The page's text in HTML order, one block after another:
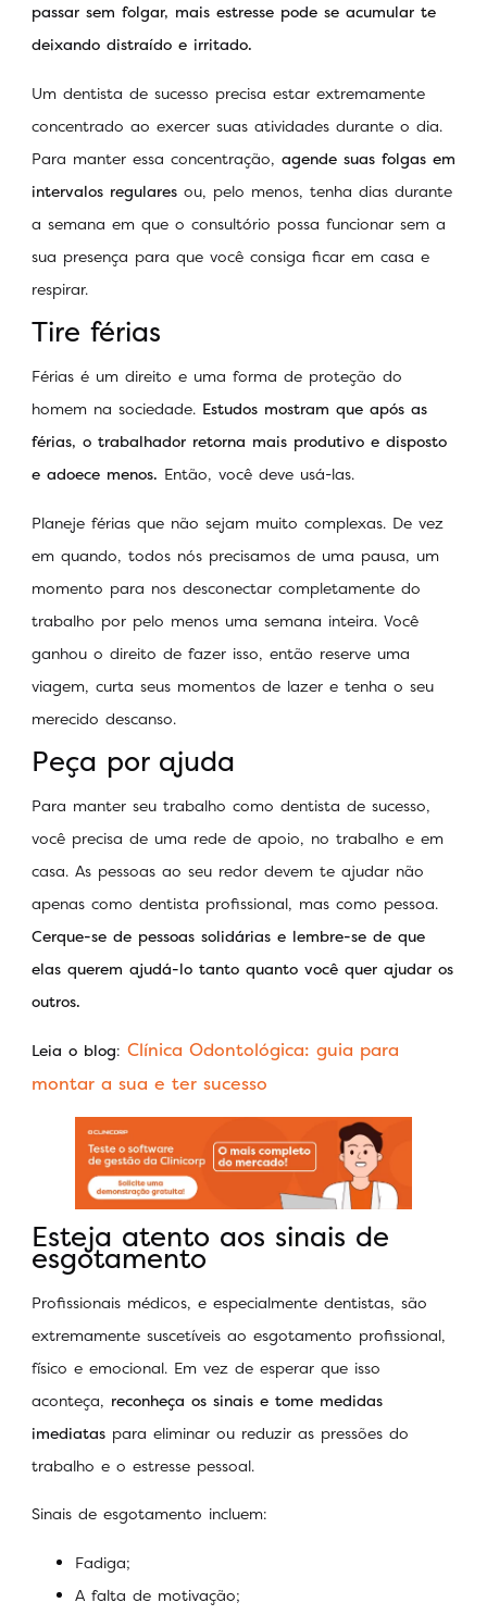
passar sem folgar, mais estresse pode se acumular te
deixando distraído e irritado.
Um dentista de sucesso precisa estar extremamente
concentrado ao exercer suas atividades durante o dia.
Para manter essa concentração, agende suas folgas em
intervalos regulares ou, pelo menos, tenha dias durante
a semana em que o consultório possa funcionar sem a
sua presença para que você consiga ficar em casa e
respirar.
Tire férias
Férias é um direito e uma forma de proteção do
homem na sociedade. Estudos mostram que após as
férias, o trabalhador retorna mais produtivo e disposto
e adoece menos. Então, você deve usá-las.
Planeje férias que não sejam muito complexas. De vez
em quando, todos nós precisamos de uma pausa, um
momento para nos desconectar completamente do
trabalho por pelo menos uma semana inteira. Você
ganhou o direito de fazer isso, então reserve uma
viagem, curta seus momentos de lazer e tenha o seu
merecido descanso.
Peça por ajuda
Para manter seu trabalho como dentista de sucesso,
você precisa de uma rede de apoio, no trabalho e em
casa. As pessoas ao seu redor devem te ajudar não
apenas como dentista profissional, mas como pessoa.
Cerque-se de pessoas solidárias e lembre-se de que
elas querem ajudá-lo tanto quanto você quer ajudar os
outros.
Leia o blog: Clínica Odontológica: guia para
montar a sua e ter sucesso
Esteja atento aos sinais de
esgotamento
Profissionais médicos, e especialmente dentistas, são
extremamente suscetíveis ao esgotamento profissional,
físico e emocional. Em vez de esperar que isso
aconteça, reconheça os sinais e tome medidas
imediatas para eliminar ou reduzir as pressões do
trabalho e o estresse pessoal.
Sinais de esgotamento incluem:
Fadiga;
A falta de motivação;